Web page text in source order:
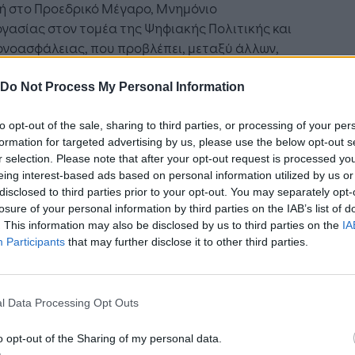
Do Not Process My Personal Information
opt-out of the sale, sharing to third parties, or processing of your
for targeted advertising by us, please use the below opt-out
selection. Please note that after your opt-out request is processed
interest-based ads based on personal information utilized by us
to third parties prior to your opt-out. You may separately
of your personal information by third parties on the IAB’s list of
This information may also be disclosed by us to third parties on the
Participants that may further disclose it to other third parties.
Data Processing Opt Outs
opt-out of the Sharing of my personal data.
στο Προεδρικό Μέγαρο, Μνημόνιο
στον τομέα της Ψηφιακής Πολιτικής και
που προβλέπει, μεταξύ άλλων,
πρωτοβουλίες ψηφιακού
Παράλληλα, προωθείται η
διμερών διαύλων ανταλλαγής
σε έργα κοινού ενδιαφέροντος, όπως η
ποιοτικών ψηφιακών υπηρεσιών, ο
και η υιοθέτηση μίας ολιστικής
της διαδικτυακής παρουσίας των
φορέων και η υλοποίηση στρατηγικών
θεσμοθετείται η διμερής συνεργασία για
Κυβερνοασφάλειας, καθώς και η από κοινού